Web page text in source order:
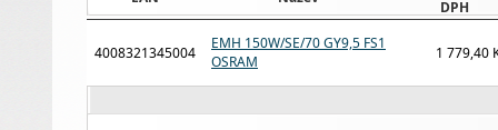
DPH
4008321345004
EMH 150W/SE/70 GY9,5 FS1
OSRAM
1 779,40